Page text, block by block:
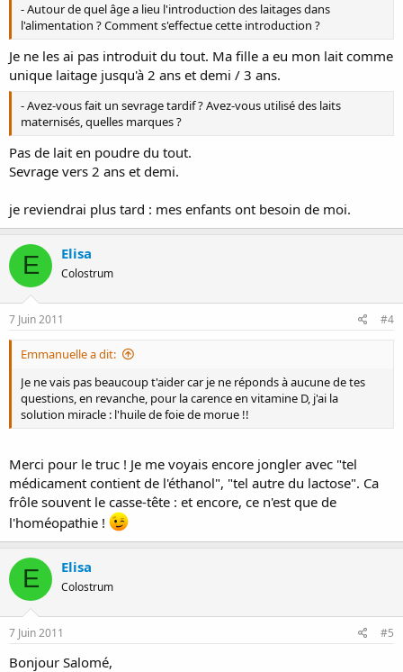
- Autour de quel âge a lieu l'introduction des laitages dans
l'alimentation ? Comment s'effectue cette introduction ?
Je ne les ai pas introduit du tout. Ma fille a eu mon lait comme
unique laitage jusqu'à 2 ans et demi / 3 ans.
- Avez-vous fait un sevrage tardif ? Avez-vous utilisé des laits
maternisés, quelles marques ?
Pas de lait en poudre du tout.
Sevrage vers 2 ans et demi.
je reviendrai plus tard : mes enfants ont besoin de moi.
E Elisa
Colostrum
7 Juin 2011 #4
Emmanuelle a dit:
Je ne vais pas beaucoup t'aider car je ne réponds à aucune de tes
questions, en revanche, pour la carence en vitamine D, j'ai la
solution miracle : l'huile de foie de morue !!
Merci pour le truc ! Je me voyais encore jongler avec "tel
médicament contient de l'éthanol", "tel autre du lactose". Ca
frôle souvent le casse-tête : et encore, ce n'est que de
l'homéopathie !
E Elisa
Colostrum
7 Juin 2011 #5
Bonjour Salomé,